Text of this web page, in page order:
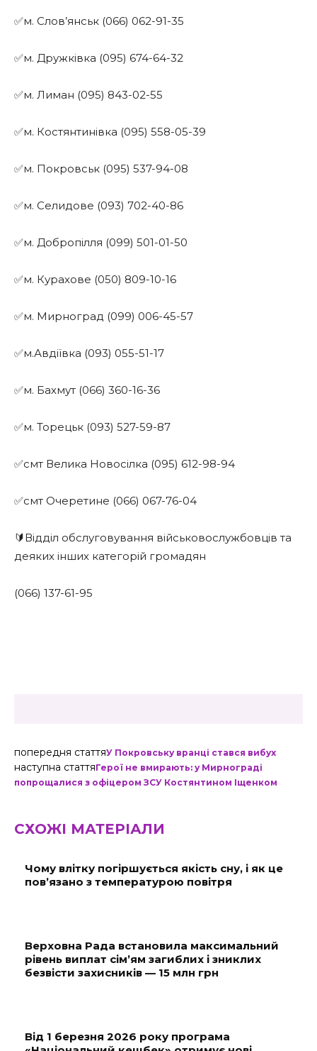
✅м. Слов’янськ (066) 062-91-35
✅м. Дружківка (095) 674-64-32
✅м. Лиман (095) 843-02-55
✅м. Костянтинівка (095) 558-05-39
✅м. Покровськ (095) 537-94-08
✅м. Селидове (093) 702-40-86
✅м. Добропілля (099) 501-01-50
✅м. Курахове (050) 809-10-16
✅м. Мирноград (099) 006-45-57
✅м.Авдіївка (093) 055-51-17
✅м. Бахмут (066) 360-16-36
✅м. Торецьк (093) 527-59-87
✅смт Велика Новосілка (095) 612-98-94
✅смт Очеретине (066) 067-76-04
🔰Відділ обслуговування військовослужбовців та
деяких інших категорій громадян
(066) 137-61-95
попередня статтяУ Покровську вранці стався вибух
наступна статтяГерої не вмирають: у Мирнограді
попрощалися з офіцером ЗСУ Костянтином Іщенком
СХОЖІ МАТЕРІАЛИ
Чому влітку погіршується якість сну, і як це
пов’язано з температурою повітря
Верховна Рада встановила максимальний
рівень виплат сім’ям загиблих і зниклих
безвісти захисників — 15 млн грн
Від 1 березня 2026 року програма